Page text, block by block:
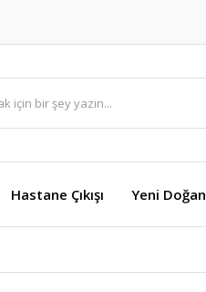
Hastane Çıkışı Yeni Doğan